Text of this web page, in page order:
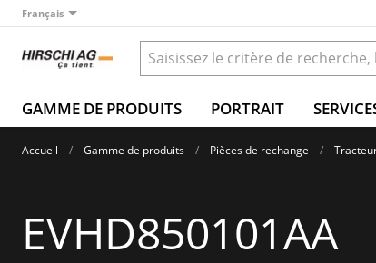
Français
GAMME DE PRODUITS PORTRAIT
Accueil Gamme de produits Pièces de rechange
EVHD850101AA